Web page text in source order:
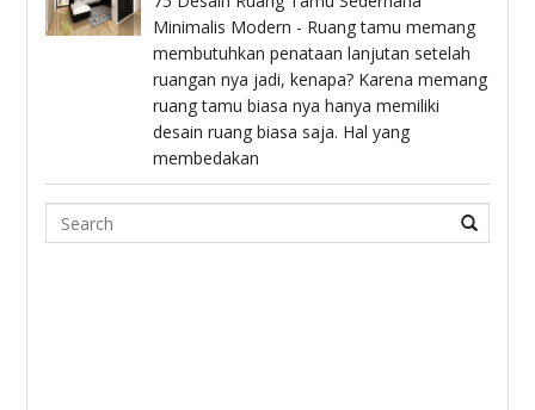
Minimalis Modern - Ruang tamu memang
membutuhkan penataan lanjutan setelah
ruangan nya jadi, kenapa? Karena memang
ruang tamu biasa nya hanya memiliki
desain ruang biasa saja. Hal yang
membedakan
Search